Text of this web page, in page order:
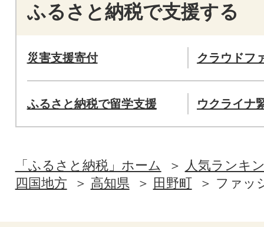
ふるさと納税で支援する
災害支援寄付 クラウドフ
ふるさと納税で留学支援 ウクライナ
「ふるさと納税」ホーム
人気ランキ
四国地方
高知県 田野町 ファッ